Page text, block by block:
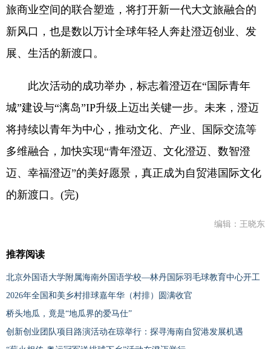
旅商业空间的联合塑造，将打开新一代大文旅融合的
新风口，也是数以万计全球年轻人奔赴澄迈创业、发
展、生活的新渡口。
此次活动的成功举办，标志着澄迈在“国际青年
城”建设与“漓岛”IP升级上迈出关键一步。未来，澄迈
将持续以青年为中心，推动文化、产业、国际交流等
多维融合，加快实现“青年澄迈、文化澄迈、数智澄
迈、幸福澄迈”的美好愿景，真正成为自贸港国际文化
的新渡口。(完)
编辑：王晓东
推荐阅读
北京外国语大学附属海南外国语学校—林丹国际羽毛球教育中心开工
2026年全国和美乡村排球嘉年华（村排）圆满收官
桥头地瓜，竟是“地瓜界的爱马仕”
创新创业团队项目路演活动在琼举行：探寻海南自贸港发展机遇